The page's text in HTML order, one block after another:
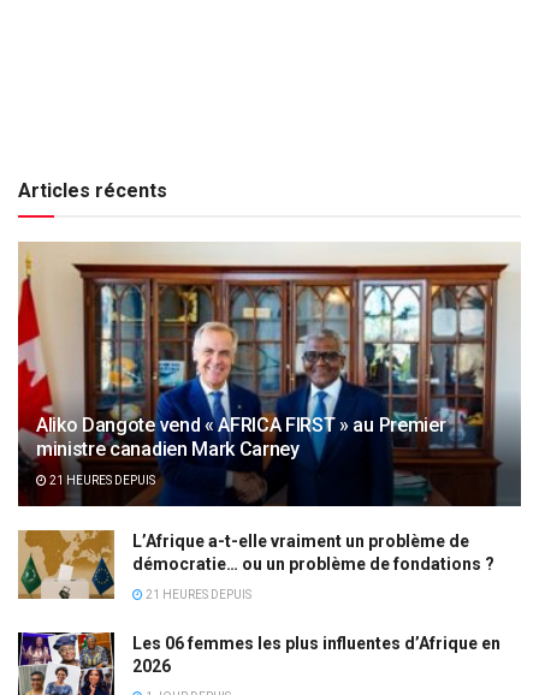
Articles récents
Aliko Dangote vend « AFRICA FIRST » au Premier
ministre canadien Mark Carney
21 HEURES DEPUIS
L’Afrique a-t-elle vraiment un problème de
démocratie… ou un problème de fondations ?
21 HEURES DEPUIS
Les 06 femmes les plus influentes d’Afrique en
2026